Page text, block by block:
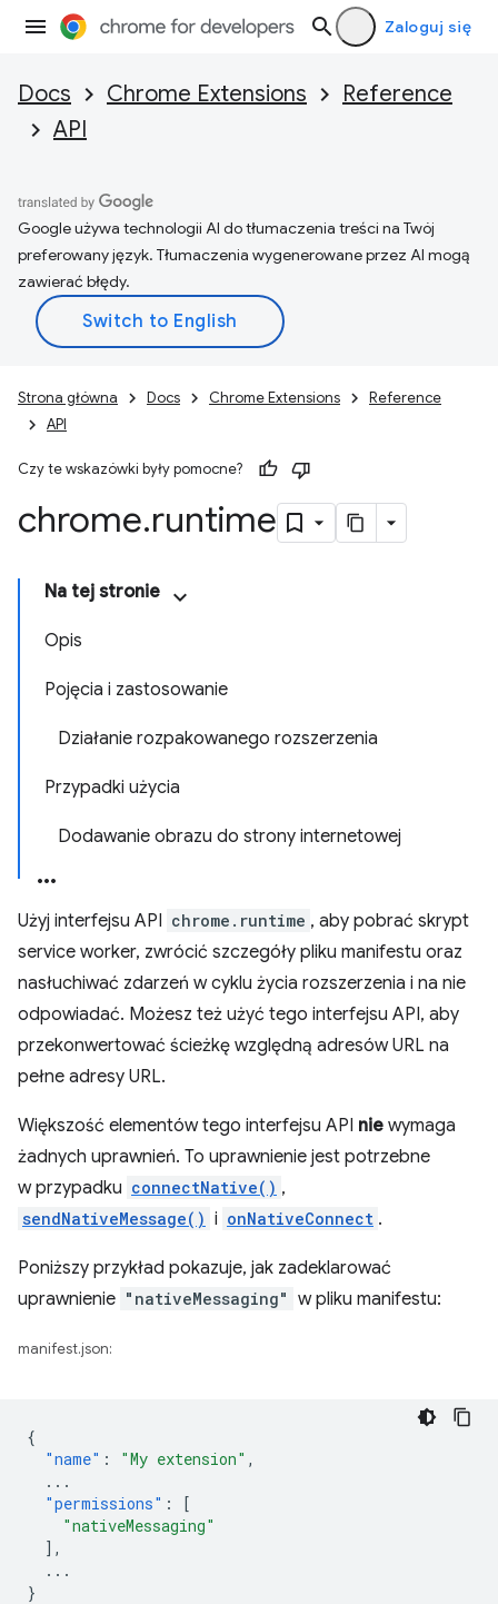
Zaloguj się
Docs Chrome Extensions
Reference
API
Google używa technologii AI do tłumaczenia treści na Twój
preferowany język. Tłumaczenia wygenerowane przez AI mogą
zawierać błędy.
Strona główna Docs Chrome Extensions
Reference
API
Czy te wskazówki były pomocne?
chrome.runtime
Na tej stronie
Opis
Pojęcia i zastosowanie
Działanie rozpakowanego rozszerzenia
Przypadki użycia
Dodawanie obrazu do strony internetowej
Użyj interfejsu API chrome.runtime , aby pobrać skrypt
service worker, zwrócić szczegóły pliku manifestu oraz
nasłuchiwać zdarzeń w cyklu życia rozszerzenia i na nie
odpowiadać. Możesz też użyć tego interfejsu API, aby
przekonwertować ścieżkę względną adresów URL na
pełne adresy URL.
Większość elementów tego interfejsu API nie wymaga
żadnych uprawnień. To uprawnienie jest potrzebne
w przypadku connectNative() ,
sendNativeMessage() i onNativeConnect .
Poniższy przykład pokazuje, jak zadeklarować
uprawnienie "nativeMessaging" w pliku manifestu:
manifest.json:
{
"name" : "My extension" ,
...
"permissions" :
[
"nativeMessaging"
],
...
}